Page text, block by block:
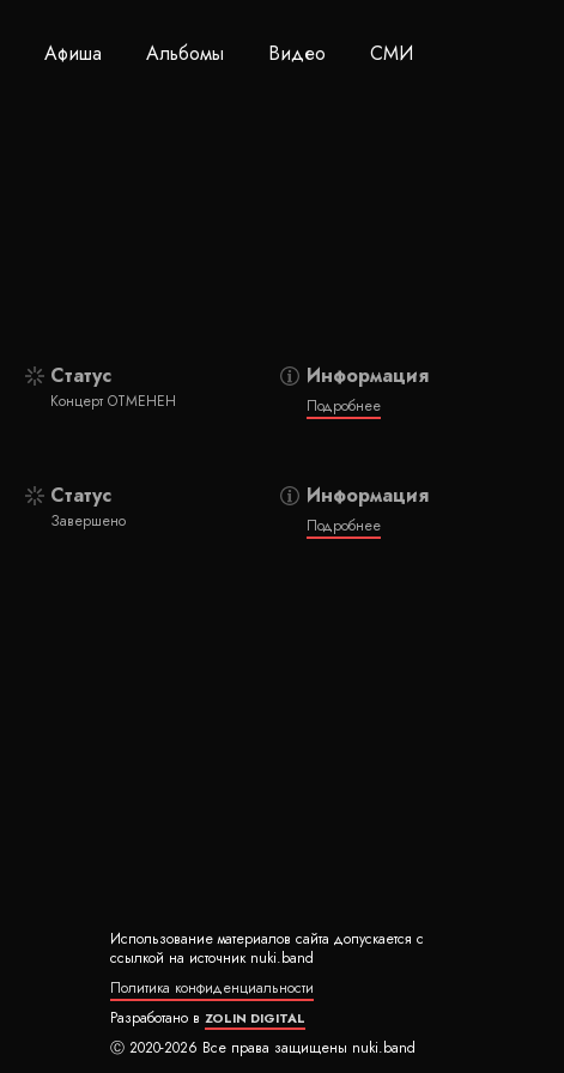
Афиша Альбомы Видео СМИ
Статус
Концерт ОТМЕНЕН
Информация
Подробнее
Статус
Завершено
Информация
Подробнее
Использование материалов сайта допускается с
ссылкой на источник nuki.band
Политика конфиденциальности
Разработано в ZOLIN DIGITAL
Ⓒ 2020-2026 Все права защищены nuki.band